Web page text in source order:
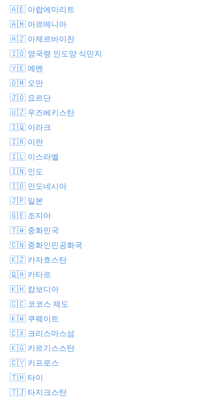
🇦🇪 아랍에미리트
🇦🇲 아르메니아
🇦🇿 아제르바이잔
🇮🇴 영국령 인도양 식민지
🇾🇪 예멘
🇴🇲 오만
🇯🇴 요르단
🇺🇿 우즈베키스탄
🇮🇶 이라크
🇮🇷 이란
🇮🇱 이스라엘
🇮🇳 인도
🇮🇩 인도네시아
🇯🇵 일본
🇬🇪 조지아
🇹🇼 중화민국
🇨🇳 중화인민공화국
🇰🇿 카자흐스탄
🇶🇦 카타르
🇰🇭 캄보디아
🇨🇨 코코스 제도
🇰🇼 쿠웨이트
🇨🇽 크리스마스섬
🇰🇬 키르기스스탄
🇨🇾 키프로스
🇹🇭 타이
🇹🇯 타지크스탄